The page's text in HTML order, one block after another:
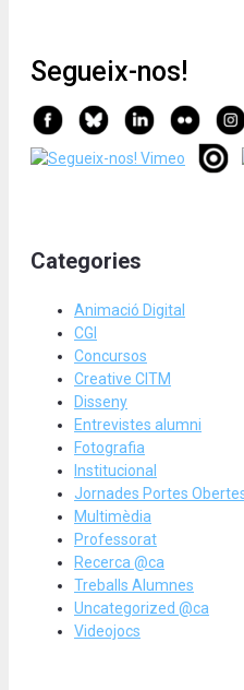
Segueix-nos!
Categories
Animació Digital
CGI
Concursos
Creative CITM
Disseny
Entrevistes alumni
Fotografia
Institucional
Jornades Portes
Multimèdia
Professorat
Recerca @ca
Treballs Alumnes
Uncategorized @ca
Videojocs